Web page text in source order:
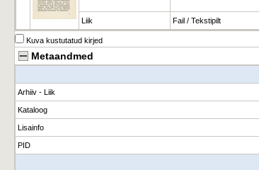
Liik Fail / Tekstipilt
Kuva kustutatud kirjed
Metaandmed
Arhiiv - Liik
Kataloog
Lisainfo
PID